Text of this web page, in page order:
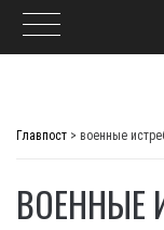
Главпост > военные
ВОЕННЫЕ